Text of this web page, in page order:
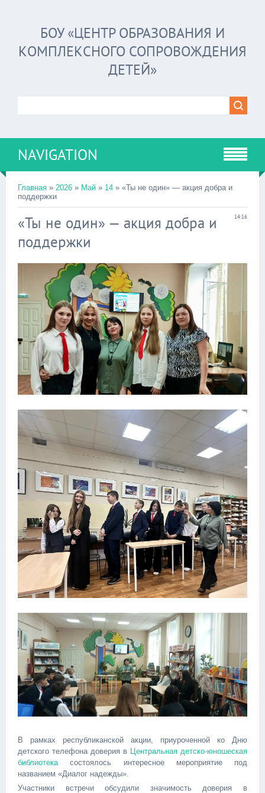
БОУ «ЦЕНТР ОБРАЗОВАНИЯ И
КОМПЛЕКСНОГО СОПРОВОЖДЕНИЯ
ДЕТЕЙ»
NAVIGATION
Главная » 2026 » Май » 14 » «Ты не один» — акция добра и
поддержки
14:16
«Ты не один» — акция добра и
поддержки
В рамках республиканской акции, приуроченной ко Дню
детского телефона доверия в
Центральная детско-юношеская
библиотека состоялось интересное мероприятие под
названием «Диалог надежды».
Участники встречи обсудили значимость доверия в